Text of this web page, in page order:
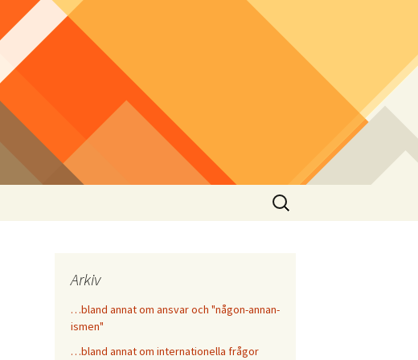
Sök
efter:
Arkiv
…bland annat om ansvar och "någon-annan-
ismen"
…bland annat om internationella frågor